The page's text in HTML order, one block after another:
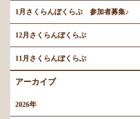
1月さくらんぼくらぶ 参加者募集♪
12月さくらんぼくらぶ
11月さくらんぼくらぶ
アーカイブ
2026年